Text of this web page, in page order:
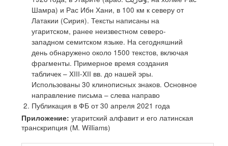
Шамра) и Рас Ибн Хани, в 100 км к северу от
Латакии (Сирия). Тексты написаны на
угаритском, ранее неизвестном северо-
западном семитском языке. На сегодняшний
день обнаружено около 1500 текстов, включая
фрагменты. Примерное время создания
табличек – XIII-XII вв. до нашей эры.
Использованы 30 клинописных знаков. Основное
направление письма – слева направо
Публикация в ФБ от 30 апреля 2021 года
Приложение: угаритский алфавит и его латинская
транскрипция (M. Williams)